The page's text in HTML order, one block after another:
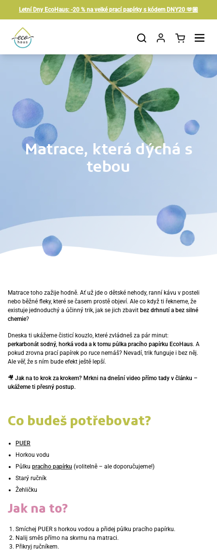
Letní Dny EcoHaus: -20 % na velké prací papírky s kódem DNY20 🫶🏼
Otvorit košíkOtvor ponuku
Matrace, která dýchá s
tebou
Matrace toho zažije hodně. Ať už jde o dětské nehody, ranní kávu v posteli
nebo běžné fleky, které se časem prostě objeví. Ale co když ti řekneme, že
existuje jednoduchý a účinný trik, jak se jich zbavit bez drhnutí a bez silné
chemie?
Dneska ti ukážeme čisticí kouzlo, které zvládneš za pár minut:
perkarbonát sodný, horká voda a k tomu půlka pracího papírku EcoHaus. A
pokud zrovna prací papírek po ruce nemáš? Nevadí, trik funguje i bez něj.
Ale věř, že s ním bude efekt ještě lepší.
🎥 Jak na to krok za krokem? Mrkni na dnešní video přímo tady v článku –
ukážeme ti přesný postup.
Co budeš potřebovat?
PUER
Horkou vodu
Půlku pracího papírku (volitelně – ale doporučujeme!)
Starý ručník
Žehličku
Jak na to?
Smíchej PUER s horkou vodou a přidej půlku pracího papírku.
Nalij směs přímo na skvrnu na matraci.
Přikryj ručníkem.